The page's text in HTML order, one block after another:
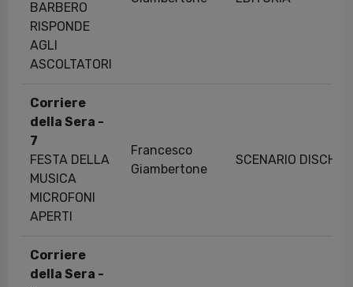
BARBERO
RISPONDE
AGLI
ASCOLTATORI
Corriere
della Sera -
7
FESTA DELLA
MUSICA
MICROFONI
APERTI
Francesco
Giambertone
SCENARIO DISCHI
Corriere
della Sera -